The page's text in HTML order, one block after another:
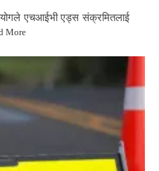
एचआईभी एड्स संक्रमितलाई
More